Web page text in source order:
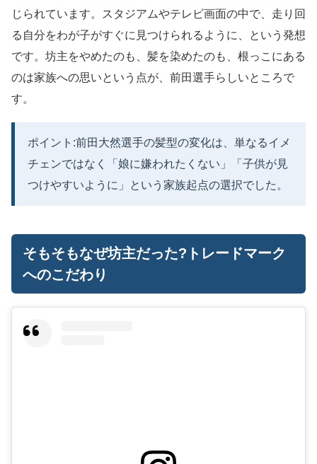
じられています。スタジアムやテレビ画面の中で、走り回
る自分をわが子がすぐに見つけられるように、という発想
です。坊主をやめたのも、髪を染めたのも、根っこにある
のは家族への思いという点が、前田選手らしいところで
す。
ポイント:前田大然選手の髪型の変化は、単なるイメ
チェンではなく「娘に嫌われたくない」「子供が見
つけやすいように」という家族起点の選択でした。
そもそもなぜ坊主だった?トレードマーク
へのこだわり